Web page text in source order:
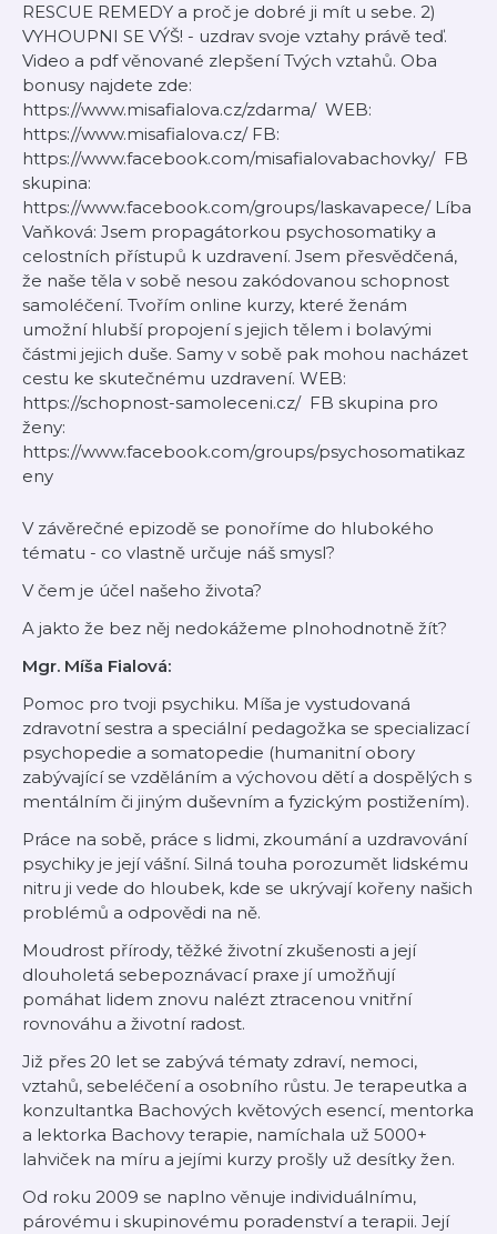
RESCUE REMEDY a proč je dobré ji mít u sebe. 2)
VYHOUPNI SE VÝŠ! - uzdrav svoje vztahy právě teď.
Video a pdf věnované zlepšení Tvých vztahů. Oba
bonusy najdete zde:
⁠⁠https://www.misafialova.cz/zdarma/⁠⁠ WEB:
⁠⁠https://www.misafialova.cz/⁠⁠ FB:
⁠⁠https://www.facebook.com/misafialovabachovky/ ⁠⁠ FB
skupina:
⁠⁠https://www.facebook.com/groups/laskavapece/⁠⁠ Líba
Vaňková: Jsem propagátorkou psychosomatiky a
celostních přístupů k uzdravení. Jsem přesvědčená,
že naše těla v sobě nesou zakódovanou schopnost
samoléčení. Tvořím online kurzy, které ženám
umožní hlubší propojení s jejich tělem i bolavými
částmi jejich duše. Samy v sobě pak mohou nacházet
cestu ke skutečnému uzdravení. WEB:
⁠⁠https://schopnost-samoleceni.cz/⁠⁠ FB skupina pro
ženy:
⁠⁠https://www.facebook.com/groups/psychosomatikaz
eny⁠
V závěrečné epizodě se ponoříme do hlubokého
tématu - co vlastně určuje náš smysl?
V čem je účel našeho života?
A jakto že bez něj nedokážeme plnohodnotně žít?
Mgr. Míša Fialová:
Pomoc pro tvoji psychiku. Míša je vystudovaná
zdravotní sestra a speciální pedagožka se specializací
psychopedie a somatopedie (humanitní obory
zabývající se vzděláním a výchovou dětí a dospělých s
mentálním či jiným duševním a fyzickým postižením).
Práce na sobě, práce s lidmi, zkoumání a uzdravování
psychiky je její vášní. Silná touha porozumět lidskému
nitru ji vede do hloubek, kde se ukrývají kořeny našich
problémů a odpovědi na ně.
Moudrost přírody, těžké životní zkušenosti a její
dlouholetá sebepoznávací praxe jí umožňují
pomáhat lidem znovu nalézt ztracenou vnitřní
rovnováhu a životní radost.
Již přes 20 let se zabývá tématy zdraví, nemoci,
vztahů, sebeléčení a osobního růstu. Je terapeutka a
konzultantka Bachových květových esencí, mentorka
a lektorka Bachovy terapie, namíchala už 5000+
lahviček na míru a jejími kurzy prošly už desítky žen.
Od roku 2009 se naplno věnuje individuálnímu,
párovému i skupinovému poradenství a terapii. Její